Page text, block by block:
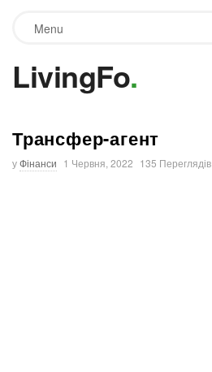
Menu
LivingFo.
Трансфер-агент
уФінанси 1 Червня, 2022 135 Переглядів